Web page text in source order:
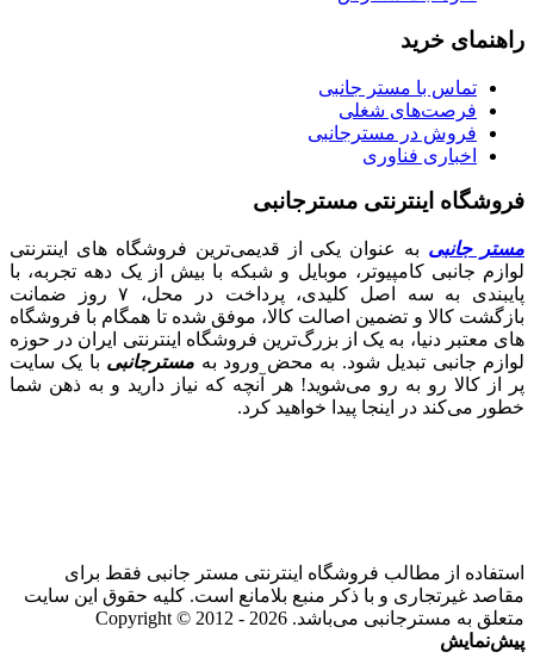
راهنمای خرید
تماس با مستر جانبی
فرصت‌های شغلی
فروش در مسترجانبی
اخباری فناوری
فروشگاه اینترنتی مسترجانبی
مستر جانبی به عنوان یکی از قدیمی‌ترین فروشگاه های اینترنتی
لوازم جانبی کامپیوتر، موبایل و شبکه با بیش از یک دهه تجربه، با
پایبندی به سه اصل کلیدی، پرداخت در محل، ۷ روز ضمانت
بازگشت کالا و تضمین اصالت کالا، موفق شده تا همگام با فروشگاه‌
های معتبر دنیا، به یک از بزرگ‌ترین فروشگاه اینترنتی ایران در حوزه
لوازم جانبی تبدیل شود. به محض ورود به مسترجانبی با یک سایت
پر از کالا رو به رو می‌شوید! هر آنچه که نیاز دارید و به ذهن شما
خطور می‌کند در اینجا پیدا خواهید کرد.
استفاده از مطالب فروشگاه اینترنتی مستر جانبی فقط برای
مقاصد غیرتجاری و با ذکر منبع بلامانع است. کلیه حقوق این سایت
متعلق به مسترجانبی می‌باشد. Copyright © 2012 - 2026
پیش‌نمایش